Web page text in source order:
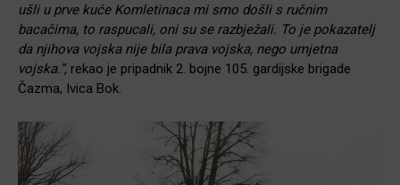
ušli u prve kuće Komletinaca mi smo došli s ručnim
bacačima, to raspucali, oni su se razbježali. To je pokazatelj
da njihova vojska nije bila prava vojska, nego umjetna
vojska.”, rekao je pripadnik 2. bojne 105. gardijske brigade
Čazma, Ivica Bok.